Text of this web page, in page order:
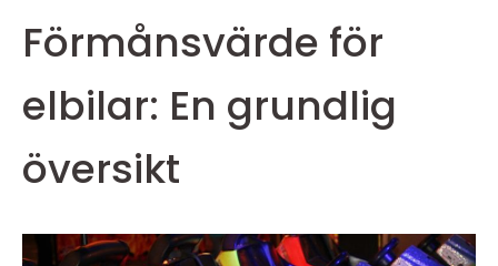
Förmånsvärde för
elbilar: En grundlig
översikt